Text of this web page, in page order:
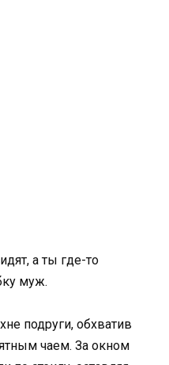
а ты где-то
муж.
подруги, обхватив
чаем. За окном